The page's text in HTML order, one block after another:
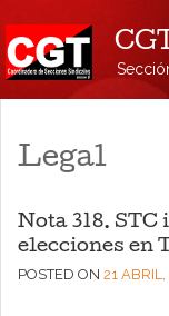
Legal
Nota 318.
elecciones en
POSTED ON 21